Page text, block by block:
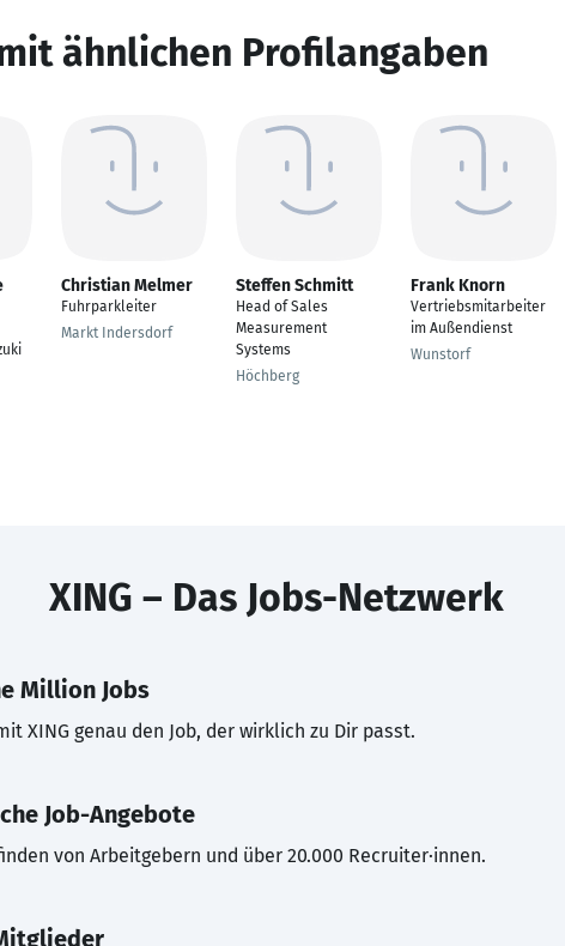
ähnlichen Profilangaben
Christian Melmer
Fuhrparkleiter
Markt Indersdorf
Steffen Schmitt
Head of Sales
Measurement
Systems
Höchberg
Frank Knorn
Vertriebsmitarbeiter
im Außendienst
Wunstorf
XING – Das Jobs-Netzwerk
Million Jobs
XING genau den Job, der wirklich zu Dir passt.
Job-Angebote
von Arbeitgebern und über 20.000 Recruiter·innen.